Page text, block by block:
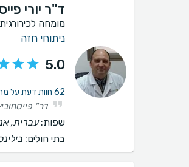
ד"ר יורי
מומחה
ניתוחי חזה
5.0
62 חוות דעת על מחלות ריאה
שפות:עברית,
בתי חולים: